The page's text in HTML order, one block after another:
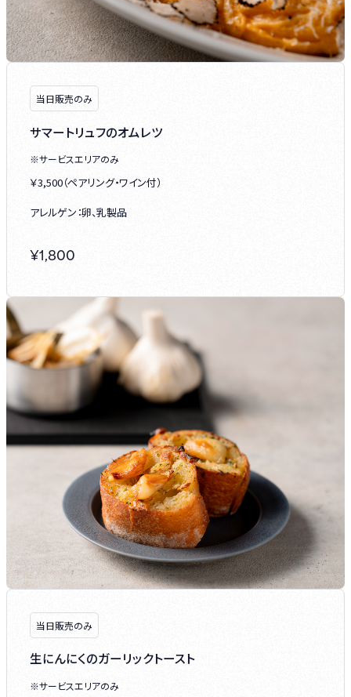
当日販売のみ
サマートリュフのオムレツ
※サービスエリアのみ
￥3,500（ペアリング・ワイン付）
アレルゲン：卵、乳製品
¥1,800
当日販売のみ
生にんにくのガーリックトースト
※サービスエリアのみ